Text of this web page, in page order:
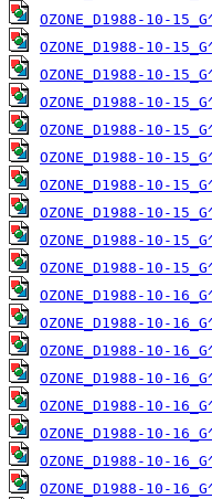
OZONE_D1988-10-
OZONE_D1988-10-
OZONE_D1988-10-
OZONE_D1988-10-
OZONE_D1988-10-
OZONE_D1988-10-
OZONE_D1988-10-
OZONE_D1988-10-
OZONE_D1988-10-
OZONE_D1988-10-
OZONE_D1988-10-
OZONE_D1988-10-
OZONE_D1988-10-
OZONE_D1988-10-
OZONE_D1988-10-
OZONE_D1988-10-
OZONE_D1988-10-
OZONE_D1988-10-